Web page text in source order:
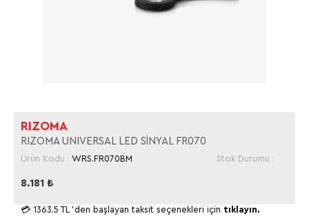
RIZOMA
RIZOMA UNIVERSAL LED SİNYAL FR070
Ürün Kodu : WRS.FR070BM Stok Durumu :
8.181 ₺
💳 1363.5 TL 'den başlayan taksit seçenekleri için tıklayın.